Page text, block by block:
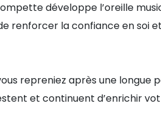
développe l’oreille
renforcer la confiance en soi
repreniez après une longue
et continuent d’enrichir